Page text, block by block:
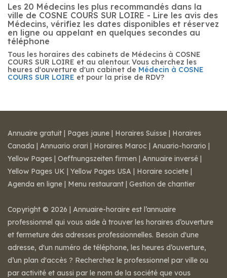
Les 20 Médecins les plus recommandés dans la
ville de COSNE COURS SUR LOIRE - Lire les avis des
Médecins, vérifiez les dates disponibles et réservez
en ligne ou appelant en quelques secondes au
téléphone
Tous les horaires des cabinets de Médecins à COSNE
COURS SUR LOIRE et au alentour. Vous cherchez les
heures d'ouverture d'un cabinet de Médecin à COSNE
COURS SUR LOIRE et pour la prise de RDV?
Annuaire gratuit | Pages jaune | Horaires Suisse | Horaires
Canada | Annuario orari | Horaires Maroc | Anuario-horario |
Yellow Pages | Oeffnungszeiten firmen | Annuaire inversé |
Yellow Pages UK | Yellow Pages USA | Horaire societe |
Agenda en ligne | Menu restaurant | Gestion de chantier
Copyright © 2026 | Annuaire-horaire est l’annuaire
professionnel qui vous aide à trouver les horaires d’ouverture
et fermeture des adresses professionnelles. Besoin d'une
adresse, d'un numéro de téléphone, les heures d’ouverture,
d’un plan d'accès ? Recherchez le professionnel par ville ou
par activité et aussi par le nom de la société que vous